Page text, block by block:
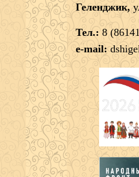
Геленджик,
Тел.: 8
e-mail: